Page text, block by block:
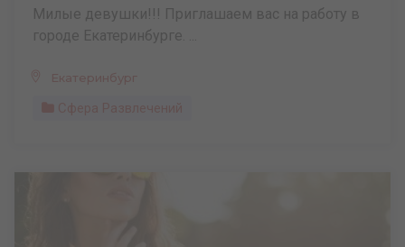
Милые девушки!!! Приглашаем вас на работу в
городе Екатеринбурге. ...
Екатеринбург
Сфера Развлечений